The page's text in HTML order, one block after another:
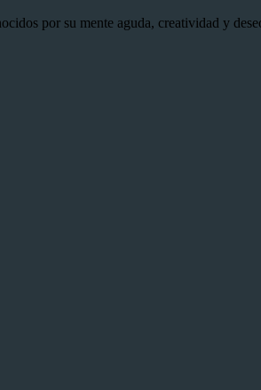
por su mente aguda, creatividad y